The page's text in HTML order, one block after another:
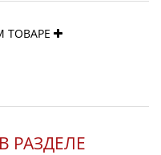
ТОВАРЕ
РАЗДЕЛЕ